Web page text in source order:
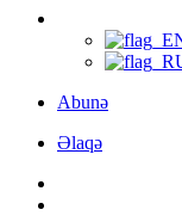
Abunə
Əlaqə